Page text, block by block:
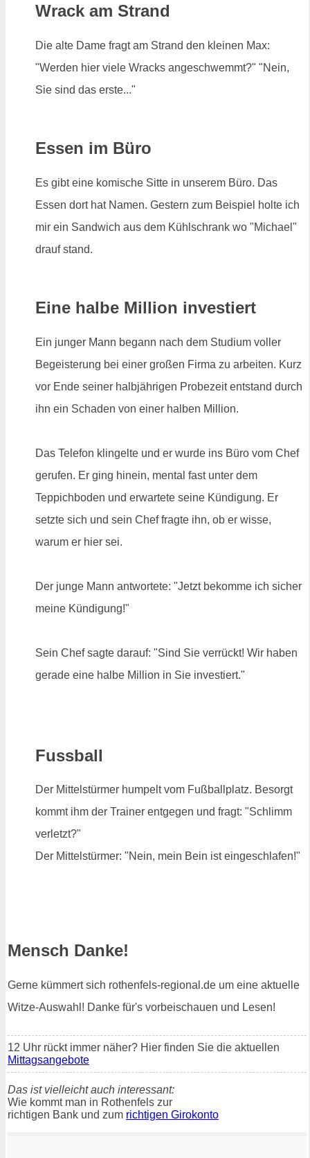
Wrack am Strand
Die alte Dame fragt am Strand den kleinen Max:
"Werden hier viele Wracks angeschwemmt?" "Nein,
Sie sind das erste..."
Essen im Büro
Es gibt eine komische Sitte in unserem Büro. Das
Essen dort hat Namen. Gestern zum Beispiel holte ich
mir ein Sandwich aus dem Kühlschrank wo "Michael"
drauf stand.
Eine halbe Million investiert
Ein junger Mann begann nach dem Studium voller
Begeisterung bei einer großen Firma zu arbeiten. Kurz
vor Ende seiner halbjährigen Probezeit entstand durch
ihn ein Schaden von einer halben Million.
Das Telefon klingelte und er wurde ins Büro vom Chef
gerufen. Er ging hinein, mental fast unter dem
Teppichboden und erwartete seine Kündigung. Er
setzte sich und sein Chef fragte ihn, ob er wisse,
warum er hier sei.
Der junge Mann antwortete: "Jetzt bekomme ich sicher
meine Kündigung!"
Sein Chef sagte darauf: "Sind Sie verrückt! Wir haben
gerade eine halbe Million in Sie investiert."
Fussball
Der Mittelstürmer humpelt vom Fußballplatz. Besorgt
kommt ihm der Trainer entgegen und fragt: "Schlimm
verletzt?"
Der Mittelstürmer: "Nein, mein Bein ist eingeschlafen!"
Mensch Danke!
Gerne kümmert sich rothenfels-regional.de um eine aktuelle
Witze-Auswahl! Danke für's vorbeischauen und Lesen!
12 Uhr rückt immer näher? Hier finden Sie die aktuellen
Mittagsangebote
Das ist vielleicht auch interessant:
Wie kommt man in Rothenfels zur
richtigen Bank und zum richtigen Girokonto